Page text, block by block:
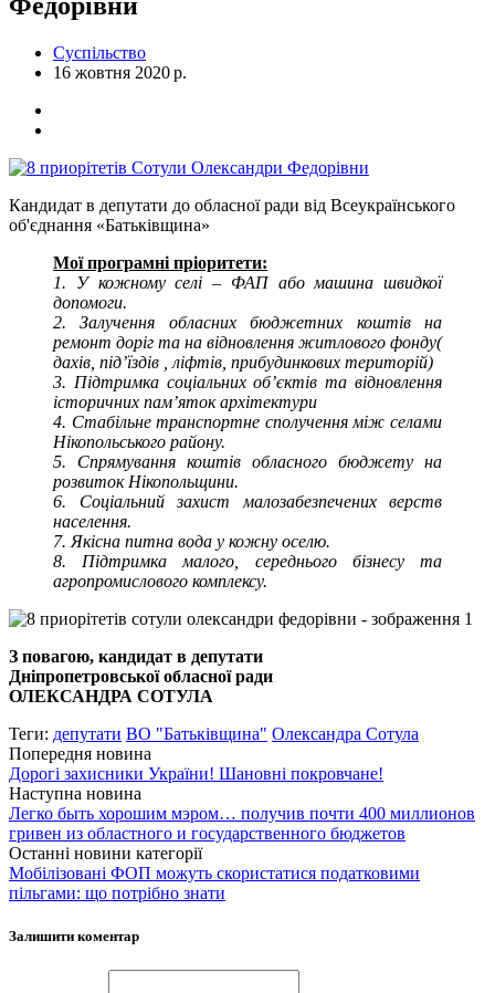
Суспільство
16 жовтня 2020 р.
Кандидат в депутати до обласної ради від Всеукраїнського
об'єднання «Батьківщина»
Мої програмні пріоритети:
1. У кожному селі – ФАП або машина швидкої
допомоги.
2. Залучення обласних бюджетних коштів на
ремонт доріг та на відновлення житлового фонду(
дахів, під’їздів , ліфтів, прибудинкових територій)
3. Підтримка соціальних об’єктів та відновлення
історичних пам’яток архітектури
4. Стабільне транспортне сполучення між селами
Нікопольського району.
5. Спрямування коштів обласного бюджету на
розвиток Нікопольщини.
6. Соціальний захист малозабезпечених верств
населення.
7. Якісна питна вода у кожну оселю.
8. Підтримка малого, середнього бізнесу та
агропромислового комплексу.
З повагою, кандидат в депутати
Дніпропетровської обласної ради
ОЛЕКСАНДРА СОТУЛА
Теги: депутати ВО "Батьківщина" Олександра Сотула
Попередня новина
Дорогі захисники України! Шановні покровчане!
Наступна новина
Легко быть хорошим мэром… получив почти 400 миллионов
гривен из областного и государственного бюджетов
Останні новини категорії
Мобілізовані ФОП можуть скористатися податковими
пільгами: що потрібно знати
Залишити коментар